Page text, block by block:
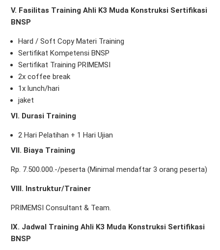
V. Fasilitas Training Ahli K3 Muda Konstruksi Sertifikasi
BNSP
Hard / Soft Copy Materi Training
Sertifikat Kompetensi BNSP
Sertifikat Training PRIMEMSI
2x coffee break
1x lunch/hari
jaket
VI. Durasi Training
2 Hari Pelatihan + 1 Hari Ujian
VII. Biaya Training
Rp. 7.500.000.-/peserta (Minimal mendaftar 3 orang peserta)
VIII. Instruktur/Trainer
PRIMEMSI Consultant & Team.
IX. Jadwal Training Ahli K3 Muda Konstruksi Sertifikasi
BNSP